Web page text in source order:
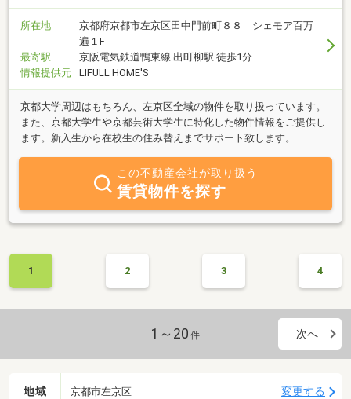
所在地
京都府京都市左京区田中門前町８８ シェモア百万
遍１F
最寄駅
京阪電気鉄道鴨東線 出町柳駅 徒歩1分
情報提供元
LIFULL HOME'S
京都大学周辺はもちろん、左京区全域の物件を取り扱っています。
また、京都大学生や京都芸術大学生に特化した物件情報をご提供し
ます。新入生から在校生の住み替えまでサポート致します。
この不動産会社が取り扱う
賃貸物件を探す
1 2 3 4
1～20 件 次へ
地域 京都市左京区 変更する